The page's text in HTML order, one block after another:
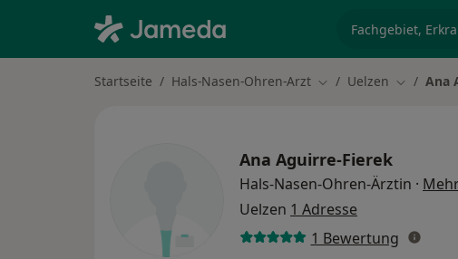
Startseite Hals-Nasen-Ohren-Arzt Stadt ändern
Uelzen StadtAna
Ana Aguirre-Fierek
Hals-Nasen-Ohren-Ärztin ·
Uelzen 1 Adresse
1 Bewertung